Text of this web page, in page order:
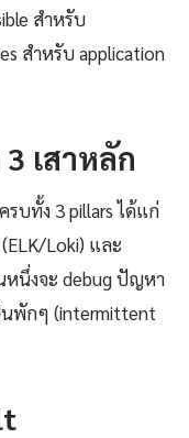
สำหรับ
สำหรับ application
เสาหลัก
บทั้ง 3 pillars ได้แก่
Loki) และ
หนึ่งจะ debug ปัญหา
นพักๆ (intermittent